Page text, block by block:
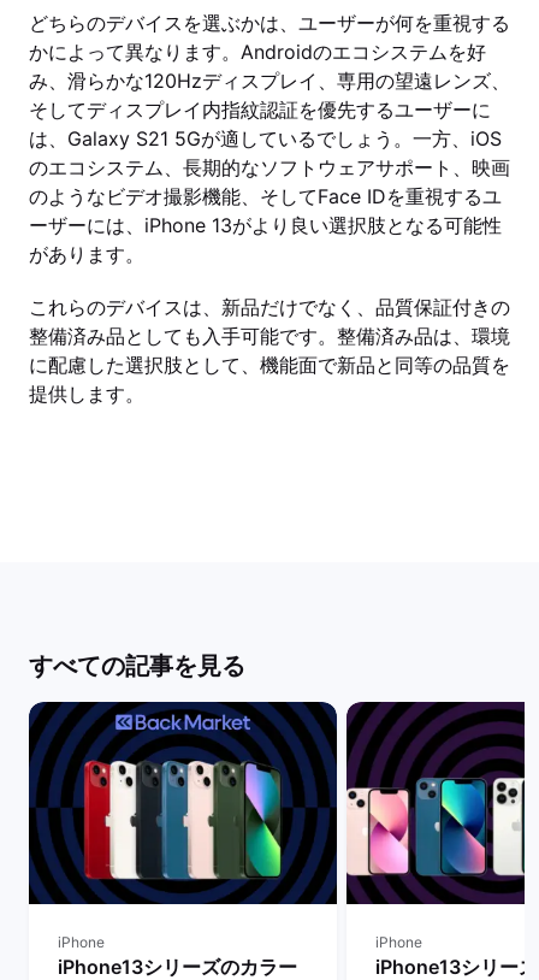
どちらのデバイスを選ぶかは、ユーザーが何を重視する
かによって異なります。Androidのエコシステムを好
み、滑らかな120Hzディスプレイ、専用の望遠レンズ、
そしてディスプレイ内指紋認証を優先するユーザーに
は、Galaxy S21 5Gが適しているでしょう。一方、iOS
のエコシステム、長期的なソフトウェアサポート、映画
のようなビデオ撮影機能、そしてFace IDを重視するユ
ーザーには、iPhone 13がより良い選択肢となる可能性
があります。
これらのデバイスは、新品だけでなく、品質保証付きの
整備済み品としても入手可能です。整備済み品は、環境
に配慮した選択肢として、機能面で新品と同等の品質を
提供します。
すべての記事を見る
iPhone
iPhone13シリーズのカラー
iPhone
iPhone13シリー